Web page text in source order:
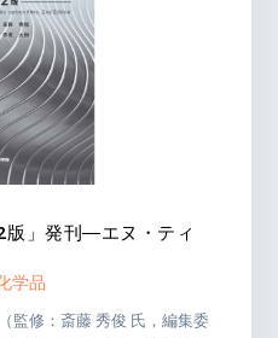
版」発刊―エヌ・ティ
学品
監修：斎藤 秀俊 氏，編集委